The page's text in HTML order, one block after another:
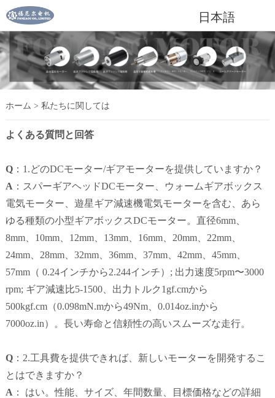
日本語
ホーム > 私たちに関しては
よくある質問と回答
Q：1.どのDCモーター/ギアモーターを提供していますか？
A ：スパーギアヘッドDCモーター、ウォームギアボックス
電気モーター、遊星ギア減速機電気モーターを含む、あら
ゆる種類の小型ギアボックスDCモーター。 直径6mm、
8mm、10mm、12mm、13mm、16mm、20mm、22mm、
24mm、28mm、32mm、36mm、37mm、42mm、45mm、
57mm（ 0.24インチから2.244インチ）; 出力速度5rpm〜3000
rpm; ギア減速比5-1500、出力トルク1gf.cmから
500kgf.cm（0.098mN.mから49Nm、0.014oz.inから
7000oz.in）。 長い寿命と信頼性の高いスムーズな走行。
Q：2.工具費を提供できれば、新しいモーターを開発するこ
とはできますか？
A ： はい。性能、サイズ、年間数量、目標価格などの詳細